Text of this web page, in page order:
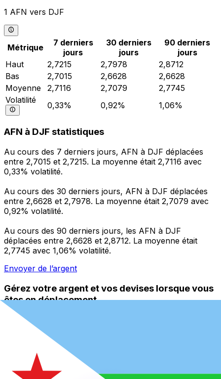
1 AFN vers DJF
Métrique
7 derniers
jours
30 derniers
jours
90 derniers
jours
Haut
2,7215 2,7978
2,8712
Bas
2,7015 2,6628
2,6628
Moyenne
2,7116 2,7079
2,7745
Volatilité
0,33% 0,92% 1,06%
AFN à DJF statistiques
Au cours des 7 derniers jours, AFN à DJF déplacées
entre 2,7015 et 2,7215. La moyenne était 2,7116 avec
0,33% volatilité.
Au cours des 30 derniers jours, AFN à DJF déplacées
entre 2,6628 et 2,7978. La moyenne était 2,7079 avec
0,92% volatilité.
Au cours des 90 derniers jours, les AFN à DJF
déplacées entre 2,6628 et 2,8712. La moyenne était
2,7745 avec 1,06% volatilité.
Envoyer de l’argent
Gérez votre argent et vos devises lorsque vous
êtes en déplacement
L'application Xe réunit toutes les fonctionnalités
nécessaires pour vos transferts d'argent internationaux
et la gestion de vos devises. Convertissez des devises,
programmez des alertes de taux et transférez de
l'argent à l'étranger sans frais cachés. Téléchargez
l'application dès aujourd'hui !